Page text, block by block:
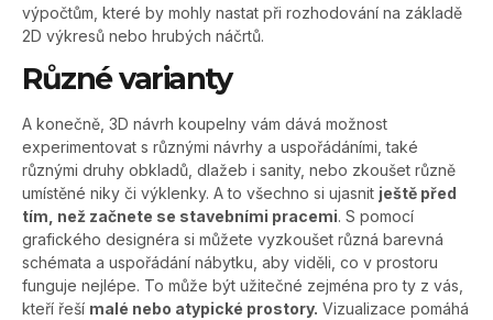
výpočtům, které by mohly nastat při rozhodování na základě
2D výkresů nebo hrubých náčrtů.
Různé varianty
A konečně, 3D návrh koupelny vám dává možnost
experimentovat s různými návrhy a uspořádáními, také
různými druhy obkladů, dlažeb i sanity, nebo zkoušet různě
umístěné niky či výklenky. A to všechno si ujasnit ještě před
tím, než začnete se stavebními pracemi. S pomocí
grafického designéra si můžete vyzkoušet různá barevná
schémata a uspořádání nábytku, aby viděli, co v prostoru
funguje nejlépe. To může být užitečné zejména pro ty z vás,
kteří řeší malé nebo atypické prostory. Vizualizace pomáhá